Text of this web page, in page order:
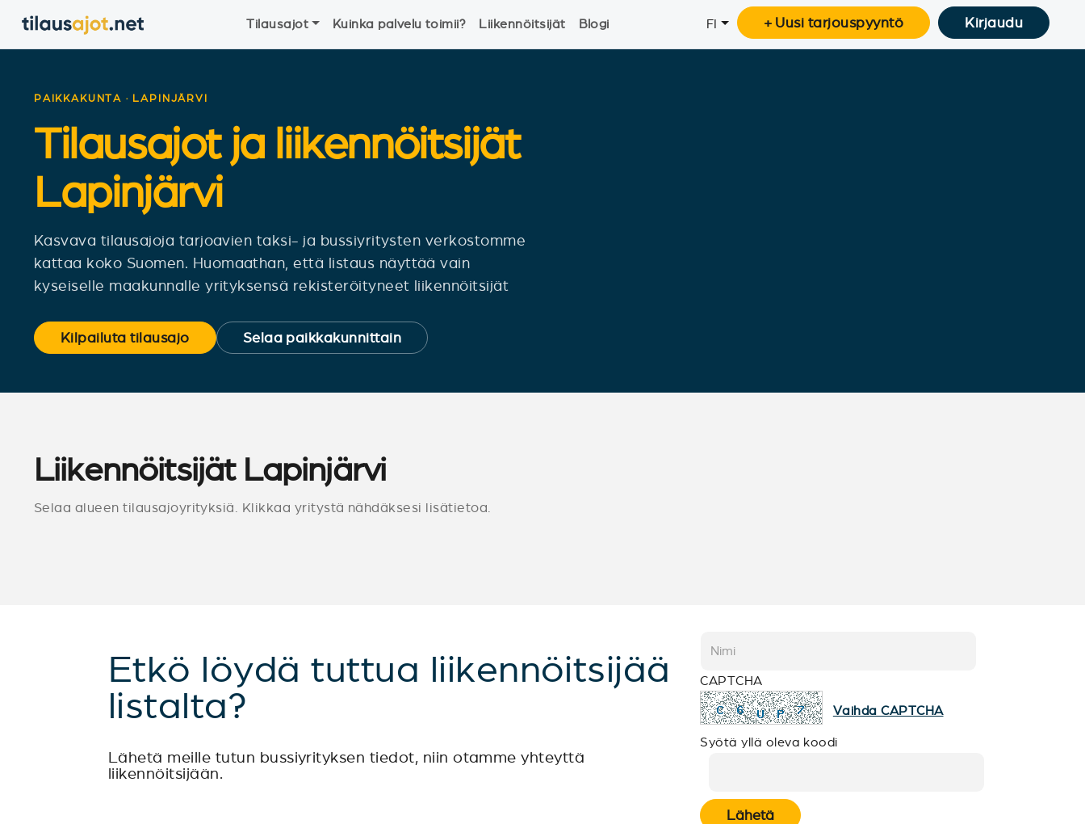
Tilausajot Kuinka palvelu toimii? Liikennöitsijät Blogi FI + Uusi tarjouspyyntö Kirjaudu
PAIKKAKUNTA · LAPINJÄRVI
Tilausajot ja liikennöitsijät
Lapinjärvi
Kasvava tilausajoja tarjoavien taksi- ja bussiyritysten verkostomme
kattaa koko Suomen. Huomaathan, että listaus näyttää vain
kyseiselle maakunnalle yrityksensä rekisteröityneet liikennöitsijät
Kilpailuta tilausajo Selaa paikkakunnittain
Liikennöitsijät Lapinjärvi
Selaa alueen tilausajoyrityksiä. Klikkaa yritystä nähdäksesi lisätietoa.
Etkö löydä tuttua liikennöitsijää
listalta?
Lähetä meille tutun bussiyrityksen tiedot, niin otamme yhteyttä
liikennöitsijään.
CAPTCHA
Vaihda CAPTCHA
Syötä yllä oleva koodi
Lähetä